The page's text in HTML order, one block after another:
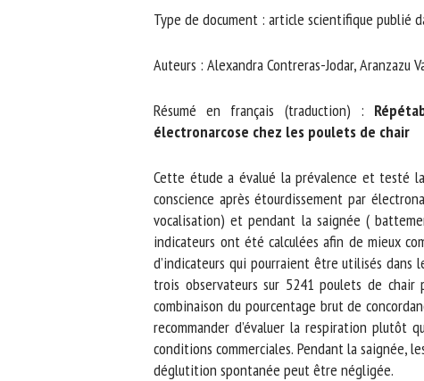
Type de document : article scientifique publié
Auteurs : Alexandra Contreras-Jodar, Aranzazu
Résumé en français (traduction) :
électronarcose chez les poulets de chair
Cette étude a évalué la prévalence et testé
conscience après étourdissement par
vocalisation) et pendant la saignée (
indicateurs ont été calculées afin de mieux
d’indicateurs qui pourraient être utilisés dans
trois observateurs sur 5241 poulets de
combinaison du pourcentage brut de
recommander d’évaluer la respiration plutôt
conditions commerciales. Pendant la saignée,
déglutition spontanée peut être négligée.
Nom *
*
Les